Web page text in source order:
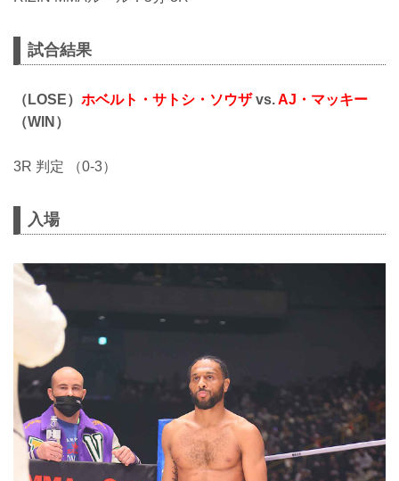
試合結果
（LOSE） ホベルト・サトシ・ソウザvs.AJ・マッキー
（WIN）
3R 判定 （0-3）
入場